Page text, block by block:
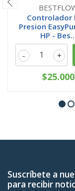
Controlador
Presion
HP -
+
-
$25.000
Suscríbete a
para recibir